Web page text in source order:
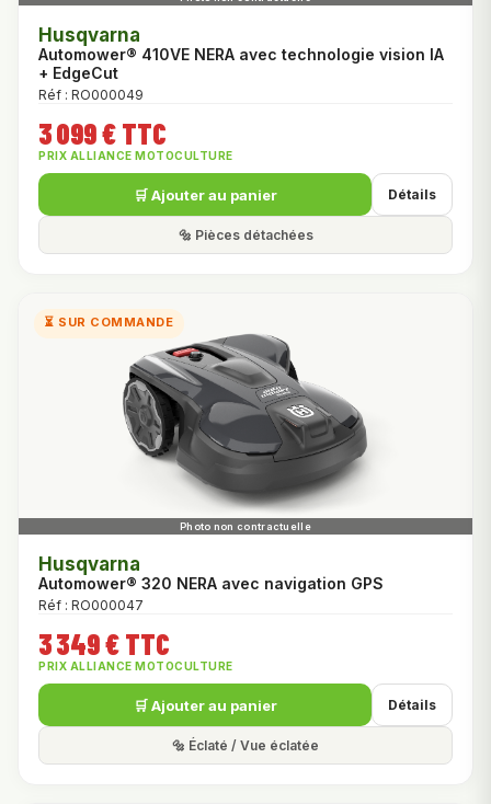
Husqvarna
Automower® 410VE NERA avec technologie vision IA
+ EdgeCut
Réf : RO000049
3 099 € TTC
PRIX ALLIANCE MOTOCULTURE
🛒 Ajouter au panier Détails
🔩 Pièces détachées
⏳ SUR COMMANDE
Husqvarna
Automower® 320 NERA avec navigation GPS
Réf : RO000047
3 349 € TTC
PRIX ALLIANCE MOTOCULTURE
🛒 Ajouter au panier Détails
🔩 Éclaté / Vue éclatée